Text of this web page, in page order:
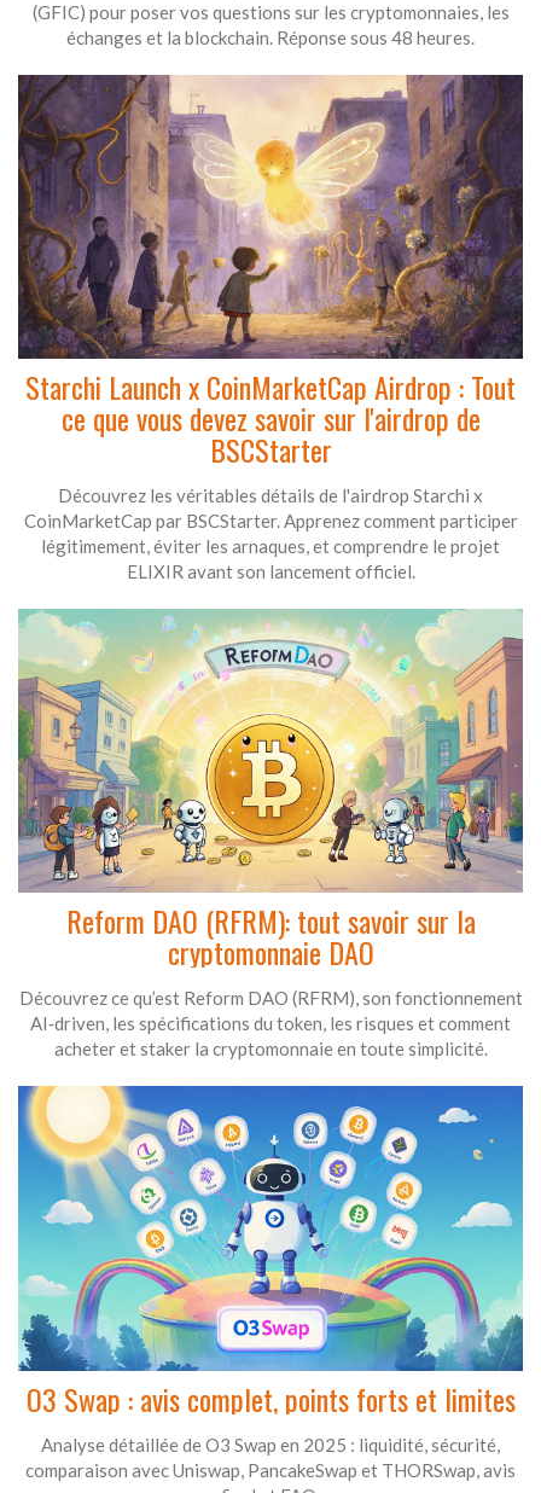
(GFIC) pour poser vos questions sur les cryptomonnaies, les
échanges et la blockchain. Réponse sous 48 heures.
Starchi Launch x CoinMarketCap Airdrop : Tout
ce que vous devez savoir sur l'airdrop de
BSCStarter
Découvrez les véritables détails de l'airdrop Starchi x
CoinMarketCap par BSCStarter. Apprenez comment participer
légitimement, éviter les arnaques, et comprendre le projet
ELIXIR avant son lancement officiel.
Reform DAO (RFRM): tout savoir sur la
cryptomonnaie DAO
Découvrez ce qu’est Reform DAO (RFRM), son fonctionnement
AI‑driven, les spécifications du token, les risques et comment
acheter et staker la cryptomonnaie en toute simplicité.
O3 Swap : avis complet, points forts et limites
Analyse détaillée de O3 Swap en 2025 : liquidité, sécurité,
comparaison avec Uniswap, PancakeSwap et THORSwap, avis